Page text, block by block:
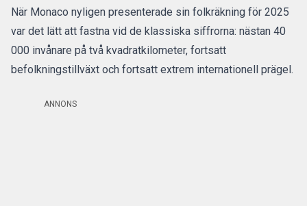
När Monaco nyligen presenterade sin folkräkning för 2025
var det lätt att fastna vid de klassiska siffrorna: nästan 40
000 invånare på två kvadratkilometer, fortsatt
befolkningstillväxt och fortsatt extrem internationell prägel.
ANNONS